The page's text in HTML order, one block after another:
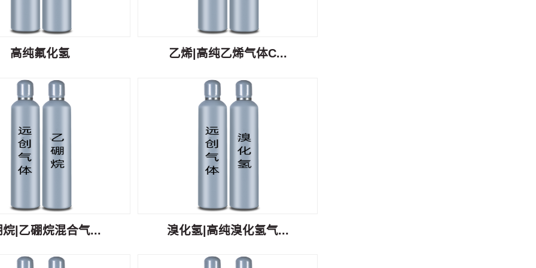
高纯氟化氢 乙烯|高纯乙烯气体C...
烷|乙硼烷混合气... 溴化氢|高纯溴化氢气...